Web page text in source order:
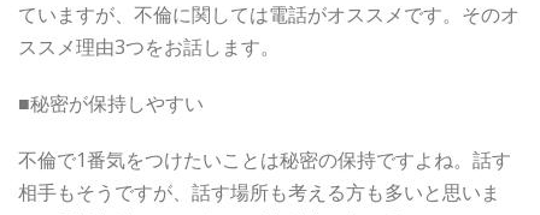
ていますが、不倫に関しては電話がオススメです。そのオ
ススメ理由3つをお話します。
■秘密が保持しやすい
不倫で1番気をつけたいことは秘密の保持ですよね。話す
相手もそうですが、話す場所も考える方も多いと思いま